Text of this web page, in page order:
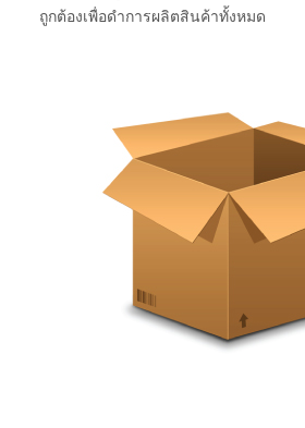
ถูกต้องเพื่อดำการผลิตสินค้าทั้งหมด